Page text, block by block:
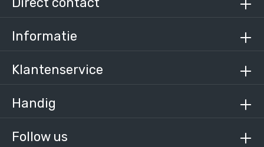
Follow us
Informatie
Klantenservice
Handig